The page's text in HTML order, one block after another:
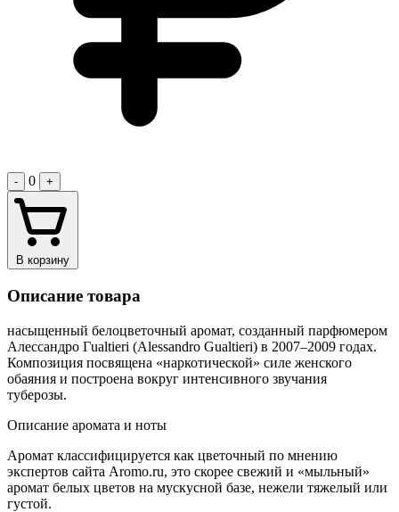
- 0 +
В корзину
Описание товара
насыщенный белоцветочный аромат, созданный парфюмером
Алессандро Гualtieri (Alessandro Gualtieri) в 2007–2009 годах.
Композиция посвящена «наркотической» силе женского
обаяния и построена вокруг интенсивного звучания
туберозы.
Описание аромата и ноты
Аромат классифицируется как цветочный по мнению
экспертов сайта Aromo.ru, это скорее свежий и «мыльный»
аромат белых цветов на мускусной базе, нежели тяжелый или
густой.